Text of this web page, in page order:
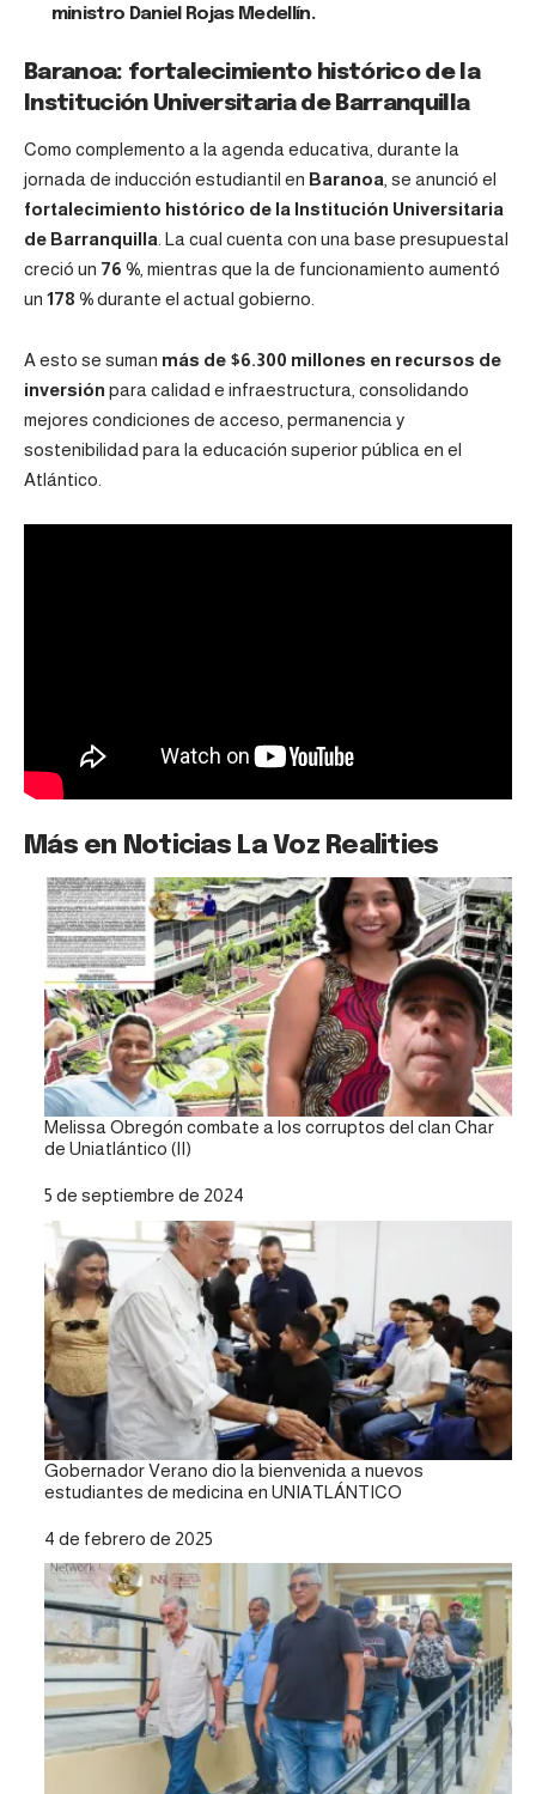
ministro Daniel Rojas Medellín.
Baranoa: fortalecimiento histórico de la
Institución Universitaria de Barranquilla
Como complemento a la agenda educativa, durante la
jornada de inducción estudiantil en Baranoa , se anunció el
fortalecimiento histórico de la Institución Universitaria
de Barranquilla . La cual cuenta con una base presupuestal
creció un 76 % , mientras que la de funcionamiento aumentó
un 178 %durante el actual gobierno.
A esto se suman más de $6.300 millones en recursos de
inversión para calidad e infraestructura, consolidando
mejores condiciones de acceso, permanencia y
sostenibilidad para la educación superior pública en el
Atlántico.
Más en Noticias La Voz Realities
Melissa Obregón combate a los corruptos del clan Char
de Uniatlántico (II)
Fecha
5 de septiembre de 2024
Gobernador Verano dio la bienvenida a nuevos
estudiantes de medicina en UNIATLÁNTICO
Fecha
4 de febrero de 2025